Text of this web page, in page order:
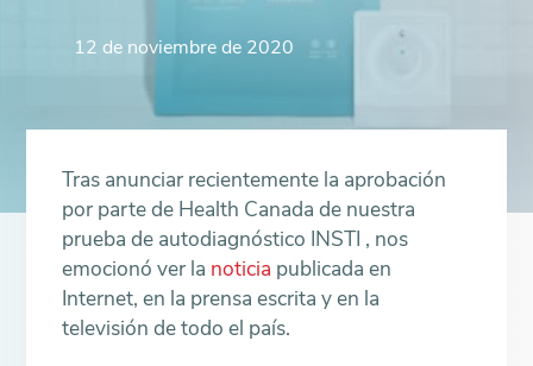
12 de noviembre de 2020
Tras anunciar recientemente la aprobación
por parte de Health Canada de nuestra
prueba de autodiagnóstico INSTI , nos
emocionó ver la noticia publicada en
Internet, en la prensa escrita y en la
televisión de todo el país.